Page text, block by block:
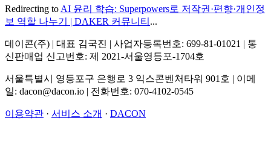
Redirecting to AI 윤리 학습: Superpowers로 저작권·편향·개인정
보 역할 나누기 | DAKER 커뮤니티 ...
데이콘(주) | 대표 김국진 | 사업자등록번호: 699-81-01021 | 통
신판매업 신고번호: 제 2021-서울영등포-1704호
서울특별시 영등포구 은행로 3 익스콘벤처타워 901호 | 이메
일: dacon@dacon.io | 전화번호: 070-4102-0545
이용약관 · 서비스 소개 · DACON